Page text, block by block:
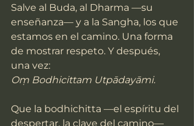
Salve al Buda, al Dharma —su
enseñanza— y a la Sangha, los que
estamos en el camino. Una forma
de mostrar respeto. Y después,
una vez:
Oṃ Bodhicittam Utpādayāmi.
Que la bodhichitta —el espíritu del
despertar, la clave del camino—